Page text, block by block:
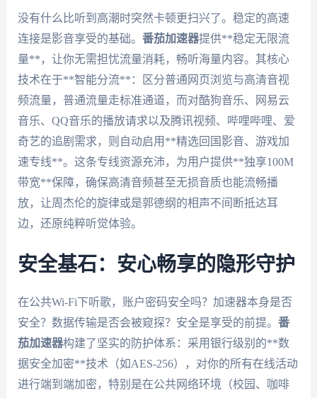
没有什么比听到高潮时突然卡顿更扫兴了。稳定的高速
连接是影音享受的基础。 番茄加速器提供**稳定无限流
量**，让你无需担忧流量消耗，畅听海量内容。其核心
技术在于**智能分流**：区分普通网页浏览与高清音视
频流量，普通流量走标准通道，而对酷狗音乐、网易云
音乐、QQ音乐的播放请求以及腾讯视频、哔哩哔哩、爱
奇艺的追剧需求，则自动启用**精选回国影音、游戏加
速专线**。这条专线资源充沛，为用户提供**独享100M
带宽**保障，确保高清音频甚至无损音质也能流畅播
放，让周杰伦的旋律或是郭德纲的相声不间断抵达耳
边，还原纯粹听觉体验。
安全基石：安心畅享的隐形守护
在公共Wi-Fi下听歌，账户密码安全吗？加速器本身是否
安全？数据传输是否会被窥探？安全是享受的前提。 番
茄加速器构建了坚实的防护体系：采用银行级别的**数
据安全加密**技术（如AES-256），对你的所有在线活动
进行端到端加密，特别是在公共网络环境（校园、咖啡